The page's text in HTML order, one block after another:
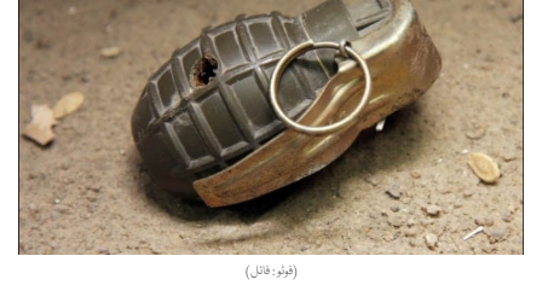
(فوٹو : فائل)